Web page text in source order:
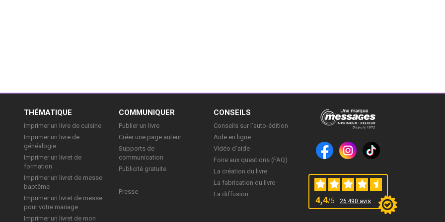
THÉMATIQUE
Imprimer un livre de cuisine
Imprimer un livre de
généalogie
Imprimer un livret de
formation
Imprimer un livret de messe
baptême
Imprimer un livret de messe
pour votre mariage
Imprimer un livret de mon
COMMUNIQUER
Publier un livre
Créer une page auteur
Supports de
communication
Publicité gratuite
Presse
CONSEILS
Conseils sur l’auto-édition
Aide en ligne
Vidéo d’aide
Foire aux questions (FAQ)
La création du livre
La fabrication du livre
La diffusion
4,4/5 26 490 avis